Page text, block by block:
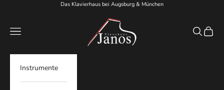
Zum Inhalt springenDas Klavierhaus bei Augsburg & München
Pianohaus Janos
Menü
Suchen
Instrumente